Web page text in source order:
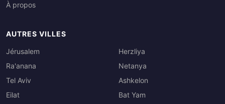
À propos
AUTRES VILLES
Jérusalem
Ra'anana
Tel Aviv
Eilat
Herzliya
Netanya
Ashkelon
Bat Yam